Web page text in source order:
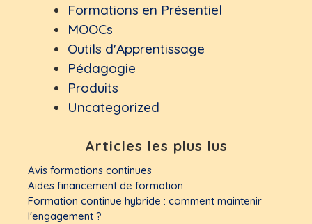
Formations en Présentiel
MOOCs
Outils d'Apprentissage
Pédagogie
Produits
Uncategorized
Articles les plus lus
Avis formations continues
Aides financement de formation
Formation continue hybride : comment maintenir
l'engagement ?